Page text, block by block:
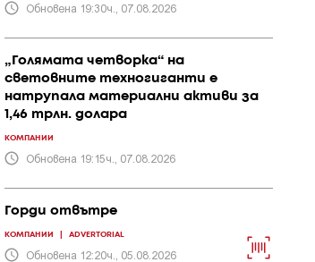
Обновена 19:30ч., 07.08.2026
„Голямата четворка“ на
световните техногиганти е
натрупала материални активи за
1,46 трлн. долара
КОМПАНИИ
Обновена 19:15ч., 07.08.2026
Горди отвътре
КОМПАНИИ ADVERTORIAL
Обновена 12:20ч., 05.08.2026